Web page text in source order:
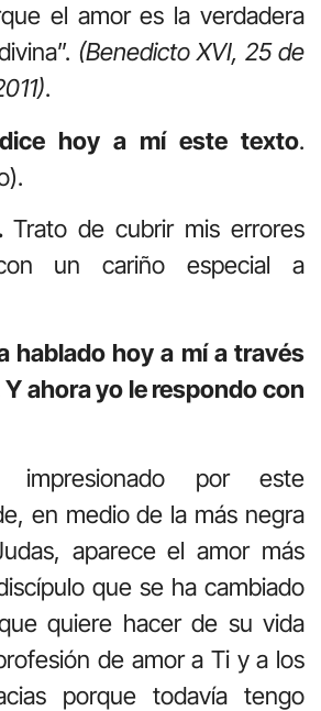
el amor es la verdadera
(Benedicto XVI, 25 de
.
hoy a mí este texto.
Trato de cubrir mis errores
un cariño especial a
hablado hoy a mí a través
ahora yo le respondo con
impresionado por este
en medio de la más negra
aparece el amor más
que se ha cambiado
quiere hacer de su vida
de amor a Ti y a los
porque todavía tengo